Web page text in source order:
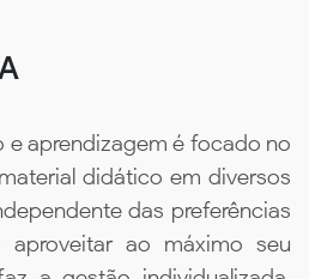
e aprendizagem é focado no
didático em diversos
das preferências
ao máximo seu